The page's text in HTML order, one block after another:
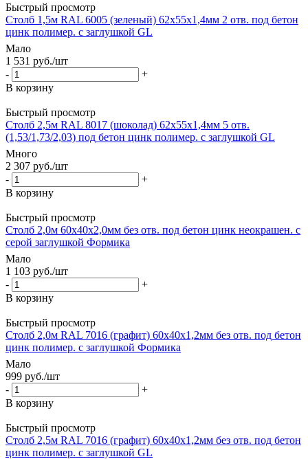
Быстрый просмотр
Столб 1,5м RAL 6005 (зеленый) 62х55х1,4мм 2 отв. под бетон
цинк полимер. с заглушкой GL
Мало
1 531 руб./шт
-
+
В корзину
Быстрый просмотр
Столб 2,5м RAL 8017 (шоколад) 62х55х1,4мм 5 отв.
(1,53/1,73/2,03) под бетон цинк полимер. с заглушкой GL
Много
2 307 руб./шт
-
+
В корзину
Быстрый просмотр
Столб 2,0м 60х40х2,0мм без отв. под бетон цинк неокрашен. с
серой заглушкой Формика
Мало
1 103 руб./шт
-
+
В корзину
Быстрый просмотр
Столб 2,0м RAL 7016 (графит) 60х40х1,2мм без отв. под бетон
цинк полимер. с заглушкой Формика
Мало
999 руб./шт
-
+
В корзину
Быстрый просмотр
Столб 2,5м RAL 7016 (графит) 60х40х1,2мм без отв. под бетон
цинк полимер. с заглушкой GL